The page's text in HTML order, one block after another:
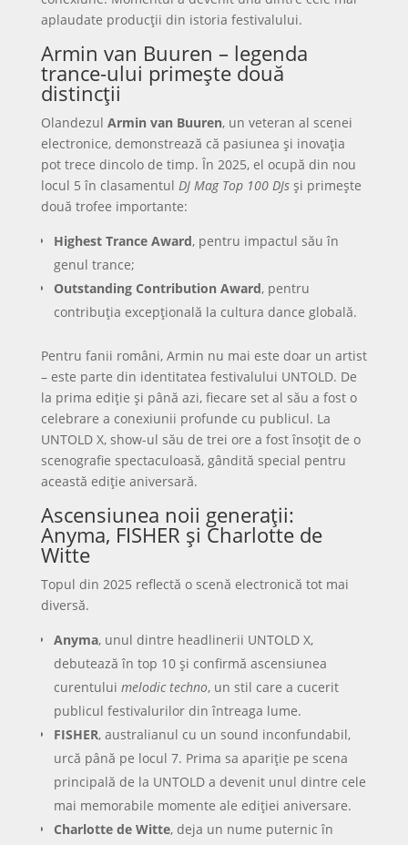
aplaudate producții din istoria festivalului.
Armin van Buuren – legenda
trance-ului primește două
distincții
Olandezul Armin van Buuren, un veteran al scenei
electronice, demonstrează că pasiunea și inovația
pot trece dincolo de timp. În 2025, el ocupă din nou
locul 5 în clasamentul DJ Mag Top 100 DJsși primește
două trofee importante:
Highest Trance Award, pentru impactul său în
genul trance;
Outstanding Contribution Award, pentru
contribuția excepțională la cultura dance globală.
Pentru fanii români, Armin nu mai este doar un artist
– este parte din identitatea festivalului UNTOLD. De
la prima ediție și până azi, fiecare set al său a fost o
celebrare a conexiunii profunde cu publicul. La
UNTOLD X, show-ul său de trei ore a fost însoțit de o
scenografie spectaculoasă, gândită special pentru
această ediție aniversară.
Ascensiunea noii generații:
Anyma, FISHER și Charlotte de
Witte
Topul din 2025 reflectă o scenă electronică tot mai
diversă.
Anyma, unul dintre headlinerii UNTOLD X,
debutează în top 10 și confirmă ascensiunea
curentului melodic techno, un stil care a cucerit
publicul festivalurilor din întreaga lume.
FISHER, australianul cu un sound inconfundabil,
urcă până pe locul 7. Prima sa apariție pe scena
principală de la UNTOLD a devenit unul dintre cele
mai memorabile momente ale ediției aniversare.
Charlotte de Witte, deja un nume puternic în